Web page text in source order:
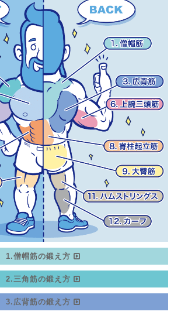
1.僧帽筋の鍛え方
2.三角筋の鍛え方
3.広背筋の鍛え方